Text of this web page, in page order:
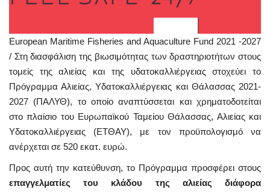
European Maritime Fisheries and Aquaculture Fund 2021 -2027
/ Στη διασφάλιση της βιωσιμότητας των δραστηριοτήτων στους
τομείς της αλιείας και της υδατοκαλλιέργειας στοχεύει το
Πρόγραμμα Αλιείας, Υδατοκαλλιέργειας και Θάλασσας 2021-
2027 (ΠΑΛΥΘ), το οποίο αναπτύσσεται και χρηματοδοτείται
στο πλαίσιο του Ευρωπαϊκού Ταμείου Θάλασσας, Αλιείας και
Υδατοκαλλιέργειας (ΕΤΘΑΥ), με τον προϋπολογισμό να
ανέρχεται σε 520 εκατ. ευρώ.
Προς αυτή την κατεύθυνση, το Πρόγραμμα προσφέρει στους
επαγγελματίες του κλάδου της αλιείας διάφορα